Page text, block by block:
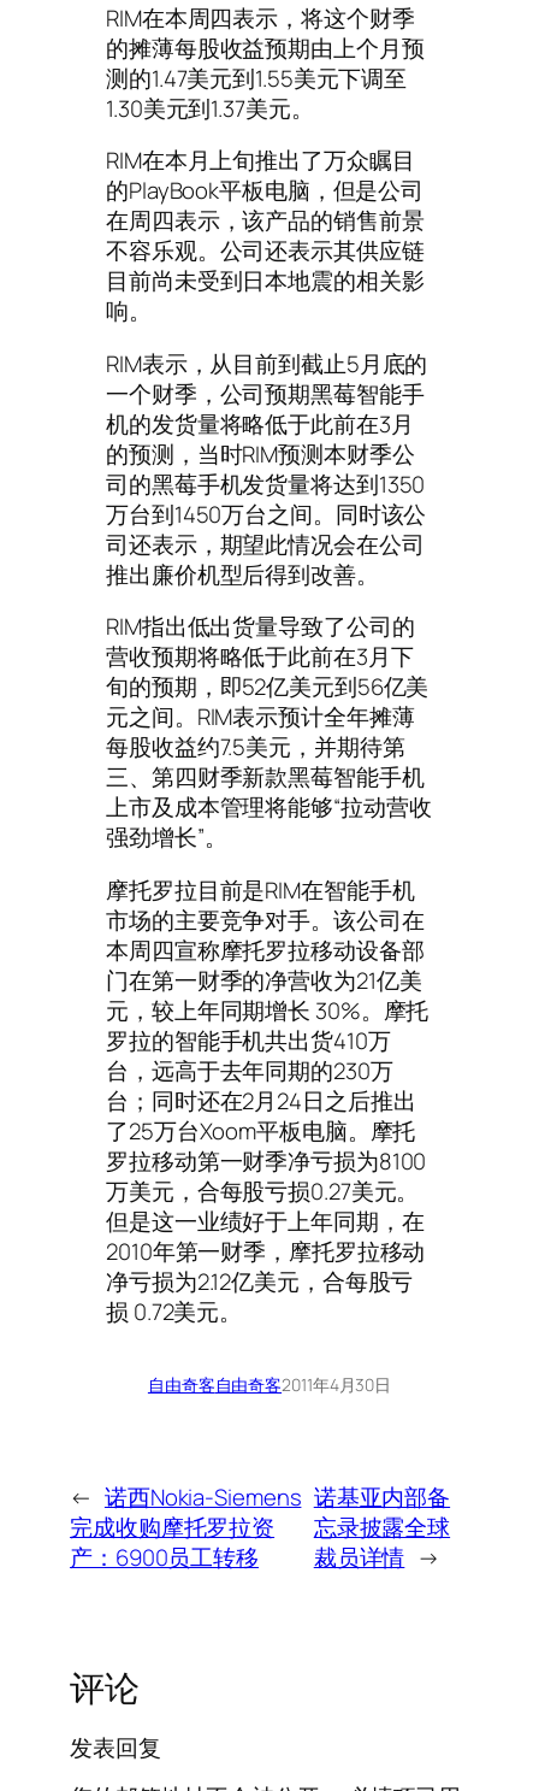
RIM在本周四表示，将这个财季
的摊薄每股收益预期由上个月预
测的1.47美元到1.55美元下调至
1.30美元到1.37美元。
RIM在本月上旬推出了万众瞩目
的PlayBook平板电脑，但是公司
在周四表示，该产品的销售前景
不容乐观。公司还表示其供应链
目前尚未受到日本地震的相关影
响。
RIM表示，从目前到截止5月底的
一个财季，公司预期黑莓智能手
机的发货量将略低于此前在3月
的预测，当时RIM预测本财季公
司的黑莓手机发货量将达到1350
万台到1450万台之间。同时该公
司还表示，期望此情况会在公司
推出廉价机型后得到改善。
RIM指出低出货量导致了公司的
营收预期将略低于此前在3月下
旬的预期，即52亿美元到56亿美
元之间。RIM表示预计全年摊薄
每股收益约7.5美元，并期待第
三、第四财季新款黑莓智能手机
上市及成本管理将能够“拉动营收
强劲增长”。
摩托罗拉目前是RIM在智能手机
市场的主要竞争对手。该公司在
本周四宣称摩托罗拉移动设备部
门在第一财季的净营收为21亿美
元，较上年同期增长 30%。摩托
罗拉的智能手机共出货410万
台，远高于去年同期的230万
台；同时还在2月24日之后推出
了25万台Xoom平板电脑。摩托
罗拉移动第一财季净亏损为8100
万美元，合每股亏损0.27美元。
但是这一业绩好于上年同期，在
2010年第一财季，摩托罗拉移动
净亏损为2.12亿美元，合每股亏
损 0.72美元。
自由奇客自由奇客2011年4月30日
← 诺西Nokia-Siemens
完成收购摩托罗拉资
产：6900员工转移
诺基亚内部备
忘录披露全球
裁员详情 →
评论
发表回复